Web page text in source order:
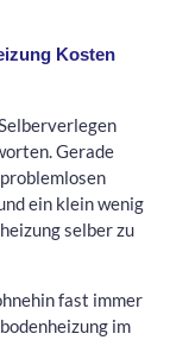
Kosten
Gerade
ein klein wenig
selber zu
fast immer
im